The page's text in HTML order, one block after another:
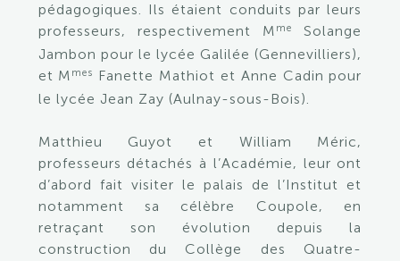
pédagogiques. Ils étaient conduits par leurs
professeurs, respectivement M me
Solange
Jambon pour le lycée Galilée (Gennevilliers),
et M mes
Fanette Mathiot et Anne Cadin pour
le lycée Jean Zay (Aulnay-sous-Bois).
Matthieu Guyot et William Méric,
professeurs détachés à l’Académie, leur ont
d’abord fait visiter le palais de l’Institut et
notamment sa célèbre Coupole, en
retraçant son évolution depuis la
construction du Collège des Quatre-